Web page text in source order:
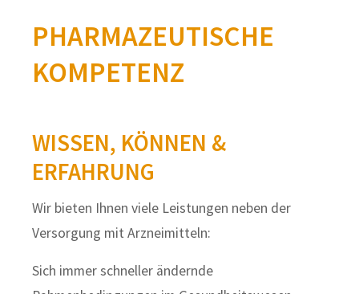
PHARMAZEUTISCHE
KOMPETENZ
WISSEN, KÖNNEN &
ERFAHRUNG
Wir bieten Ihnen viele Leistungen neben der
Versorgung mit Arzneimitteln:
Sich immer schneller ändernde